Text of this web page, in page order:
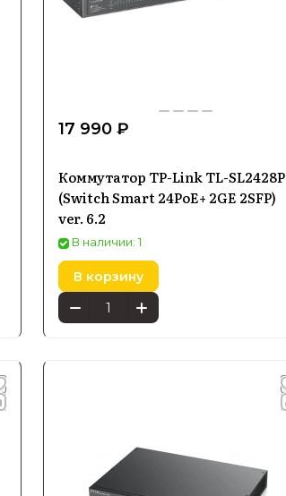
17 990 ₽
Коммутатор TP-Link TL-SL2428P
(Switch Smart 24PoE+ 2GE 2SFP)
ver. 6.2
В наличии: 1
В корзину